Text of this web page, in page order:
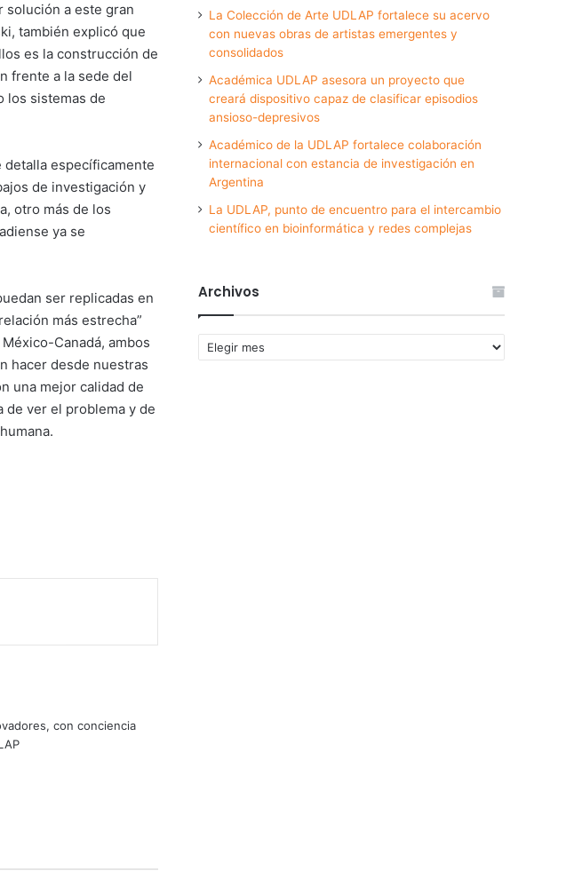
solución a este gran
también explicó que
es la construcción de
frente a la sede del
los sistemas de
detalla específicamente
de investigación y
otro más de los
ya se
ser replicadas en
más estrecha”
Canadá, ambos
hacer desde nuestras
una mejor calidad de
de ver el problema y de
con conciencia
La Colección de Arte UDLAP fortalece su acervo
con nuevas obras de artistas emergentes y
consolidados
Académica UDLAP asesora un proyecto que
creará dispositivo capaz de clasificar episodios
ansioso-depresivos
Académico de la UDLAP fortalece colaboración
internacional con estancia de investigación en
Argentina
La UDLAP, punto de encuentro para el intercambio
científico en bioinformática y redes complejas
Archivos
Archivos